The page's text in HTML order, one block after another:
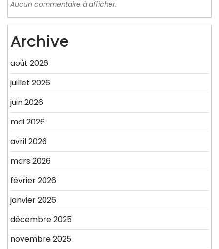
Aucun commentaire à afficher.
Archive
août 2026
juillet 2026
juin 2026
mai 2026
avril 2026
mars 2026
février 2026
janvier 2026
décembre 2025
novembre 2025